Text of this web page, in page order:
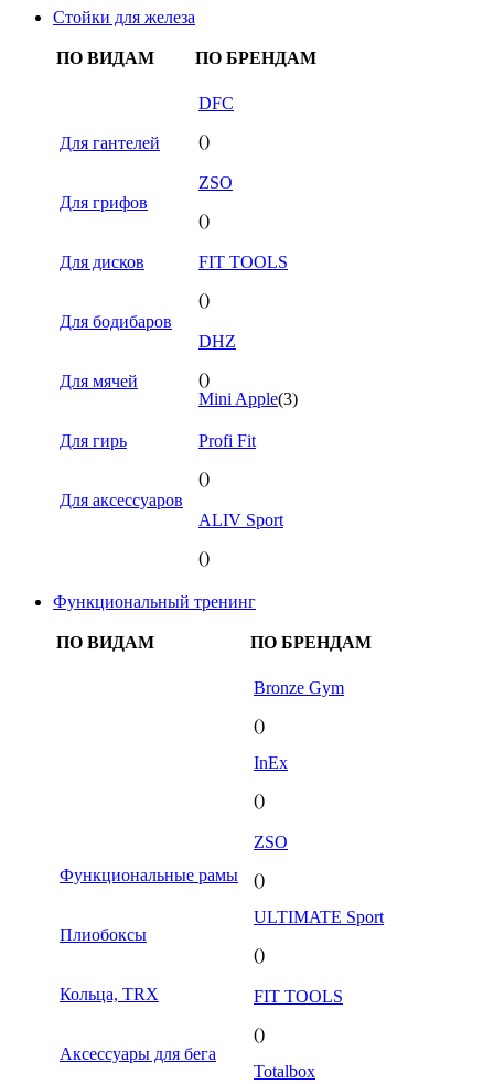
Стойки для железа
ПО ВИДАМ ПО БРЕНДАМ
Для гантелей
Для грифов
Для дисков
Для бодибаров
Для мячей
Для гирь
Для аксессуаров
DFC
()
ZSO
()
FIT TOOLS
()
DHZ
()
Mini Apple(3)
Profi Fit
()
ALIV Sport
()
Функциональный тренинг
ПО ВИДАМ ПО БРЕНДАМ
Функциональные рамы
Плиобоксы
Кольца, TRX
Аксессуары для бега
Bronze Gym
()
InEx
()
ZSO
()
ULTIMATE Sport
()
FIT TOOLS
()
Totalbox